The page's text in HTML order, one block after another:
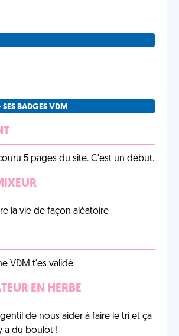
BADGES VDM
5 pages du site. C'est un début.
la vie de façon aléatoire
VDM t'es validé
EN HERBE
de nous aider à faire le tri et ça
a du boulot !